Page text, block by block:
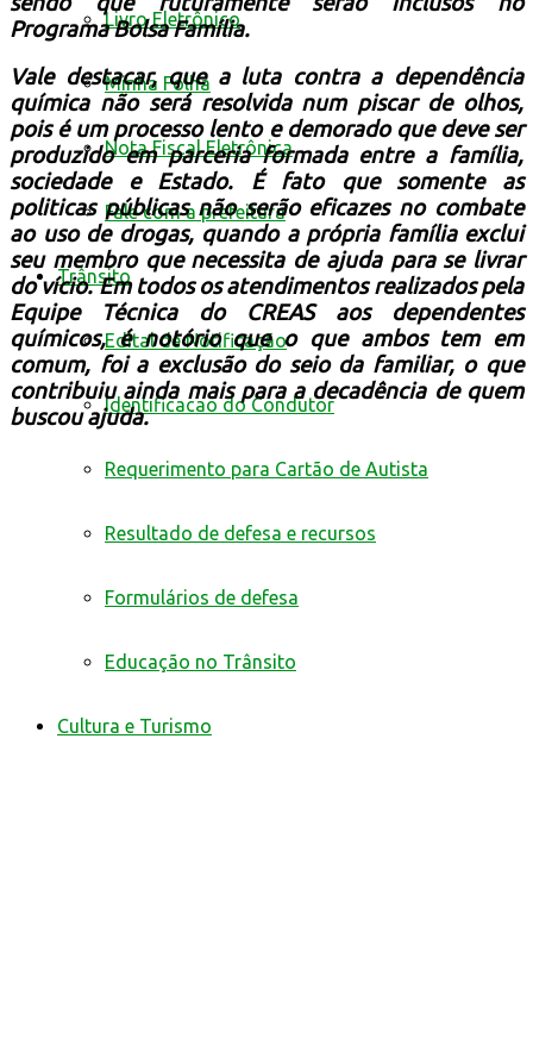
Livro Eletrônico
Minha Folha
Nota Fiscal Eletrônica
Fale com a prefeitura
Trânsito
Edital de Notificação
Identificacao do Condutor
Requerimento para Cartão de Autista
Resultado de defesa e recursos
Formulários de defesa
Educação no Trânsito
Cultura e Turismo
Programa Bolsa Família.
Vale destacar, que a luta contra a dependência
química não será resolvida num piscar de olhos,
pois é um processo lento e demorado que deve ser
produzido em parceria formada entre a família,
sociedade e Estado. É fato que somente as
politicas públicas não serão eficazes no combate
ao uso de drogas, quando a própria família exclui
seu membro que necessita de ajuda para se livrar
do vício. Em todos os atendimentos realizados pela
Equipe Técnica do CREAS aos dependentes
químicos, é notório que o que ambos tem em
comum, foi a exclusão do seio da familiar, o que
contribuiu ainda mais para a decadência de quem
buscou ajuda.